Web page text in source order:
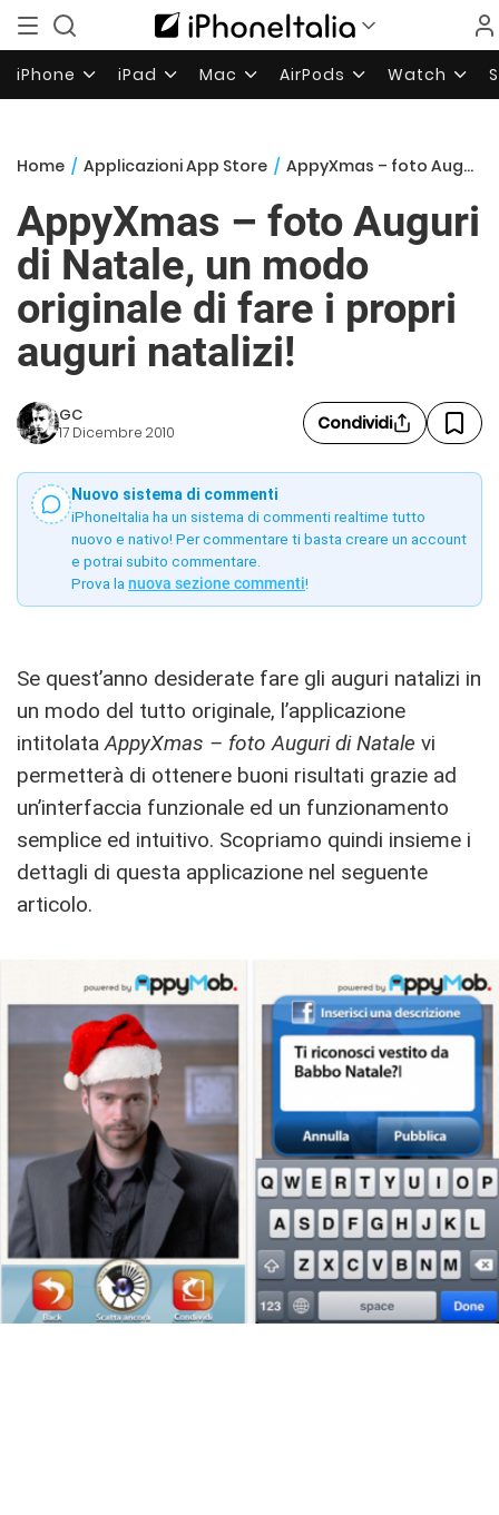
iPhone iPad Mac AirPods Watch
Home / Applicazioni App Store / AppyXmas – foto Auguri di Natale, un modo originale di fare i propri auguri natalizi!
AppyXmas – foto Auguri
di Natale, un modo
originale di fare i propri
auguri natalizi!
GC
17 Dicembre 2010 Condividi
Nuovo sistema di commenti
iPhoneItalia ha un sistema di commenti realtime tutto
nuovo e nativo! Per commentare ti basta creare un account
e potrai subito commentare.
Prova la nuova sezione commenti!
Se quest’anno desiderate fare gli auguri natalizi in
un modo del tutto originale, l’applicazione
intitolataAppyXmas – foto Auguri di Natale vi
permetterà di ottenere buoni risultati grazie ad
un’interfaccia funzionale ed un funzionamento
semplice ed intuitivo. Scopriamo quindi insieme i
dettagli di questa applicazione nel seguente
articolo.